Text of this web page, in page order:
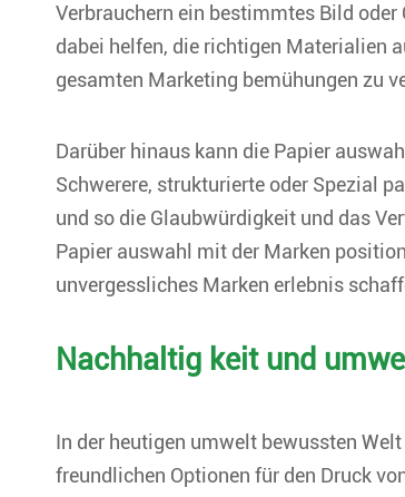
Verbrauchern ein bestimmtes Bild oder
dabei helfen, die richtigen Materialien
gesamten Marketing bemühungen zu
Darüber hinaus kann die Papier
Schwerere, strukturierte oder Spezial
und so die Glaubwürdigkeit und das
Papier auswahl mit der Marken
unvergessliches Marken erlebnis
Nachhaltig keit und
In der heutigen umwelt bewussten
freundlichen Optionen für den Druck